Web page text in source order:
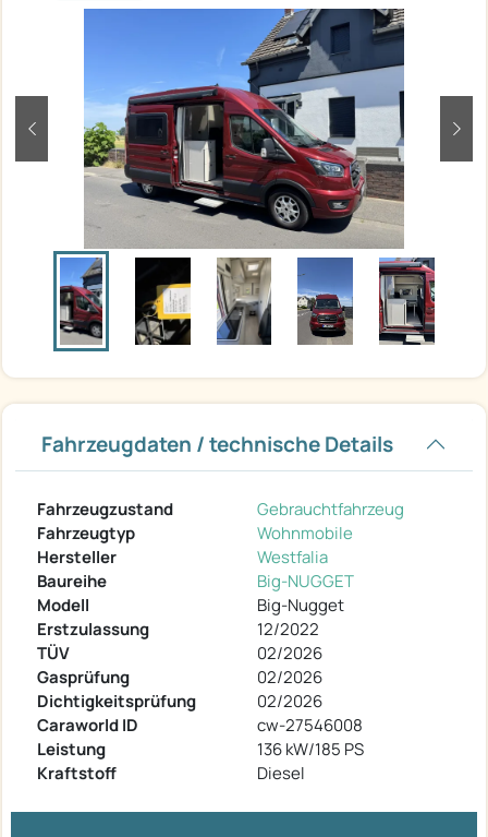
zurück
Fahrzeugdaten / technische Details
Fahrzeugzustand
Gebrauchtfahrzeug
Fahrzeugtyp
Wohnmobile
Hersteller
Westfalia
Baureihe
Big-NUGGET
Modell
Big-Nugget
Erstzulassung
12/2022
TÜV
02/2026
Gasprüfung
02/2026
Dichtigkeitsprüfung
02/2026
Caraworld ID
cw-27546008
Leistung
136 kW/185 PS
Kraftstoff
Diesel